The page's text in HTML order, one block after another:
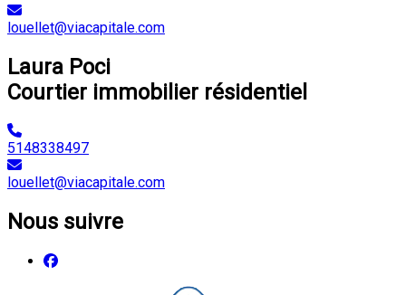
louellet@viacapitale.com
Laura Poci
Courtier immobilier résidentiel
5148338497
louellet@viacapitale.com
Nous suivre